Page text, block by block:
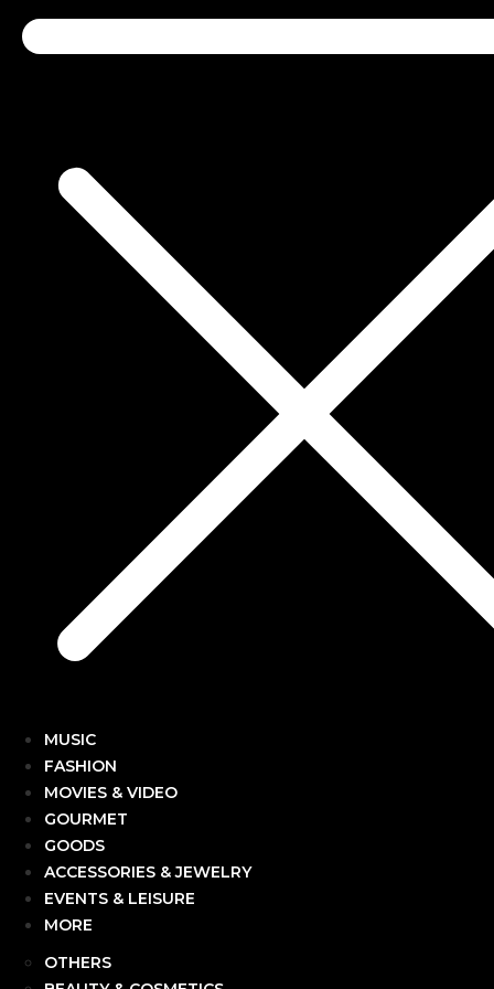
MUSIC
FASHION
MOVIES & VIDEO
GOURMET
GOODS
ACCESSORIES & JEWELRY
EVENTS & LEISURE
MORE
OTHERS